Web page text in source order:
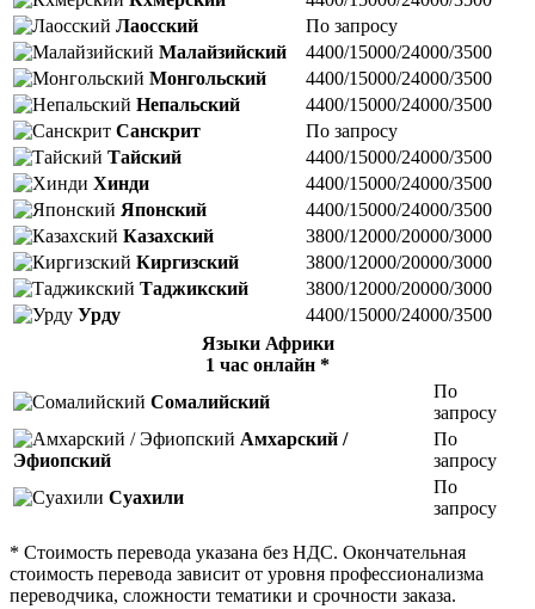
Лаосский
По запросу
Малайзийский
4400/15000/24000/3500
Монгольский
4400/15000/24000/3500
Непальский
4400/15000/24000/3500
Санскрит
По запросу
Тайский
4400/15000/24000/3500
Хинди
4400/15000/24000/3500
Японский
4400/15000/24000/3500
Казахский
3800/12000/20000/3000
Киргизский
3800/12000/20000/3000
Таджикский
3800/12000/20000/3000
Урду
4400/15000/24000/3500
Языки Африки
1 час онлайн *
Сомалийский
По
запросу
Амхарский /
Эфиопский
По
запросу
Суахили
По
запросу
* Стоимость перевода указана без НДС. Окончательная
стоимость перевода зависит от уровня профессионализма
переводчика, сложности тематики и срочности заказа.